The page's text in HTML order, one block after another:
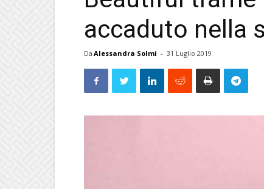
accaduto nella
Da Alessandra Solmi - 31 Luglio 2019